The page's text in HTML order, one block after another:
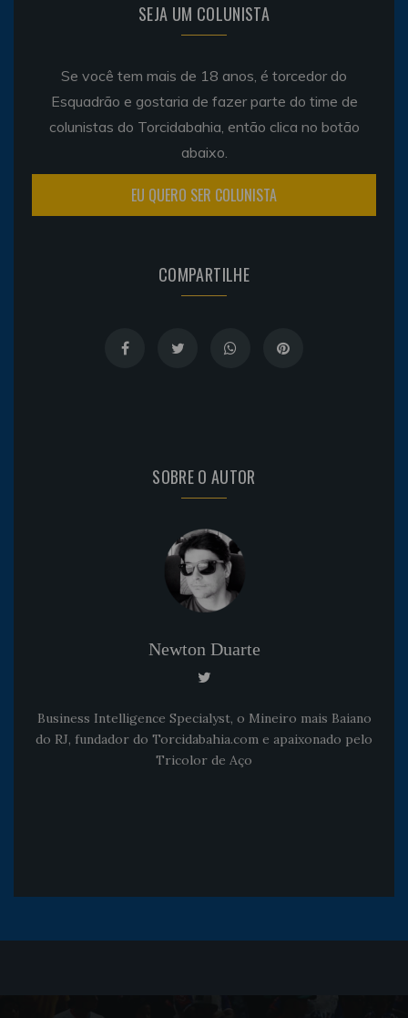
SEJA UM COLUNISTA
Se você tem mais de 18 anos, é torcedor do
Esquadrão e gostaria de fazer parte do time de
colunistas do Torcidabahia, então clica no botão
abaixo.
EU QUERO SER COLUNISTA
COMPARTILHE
SOBRE O AUTOR
Newton Duarte
Business Intelligence Specialyst, o Mineiro mais Baiano
do RJ, fundador do Torcidabahia.com e apaixonado pelo
Tricolor de Aço